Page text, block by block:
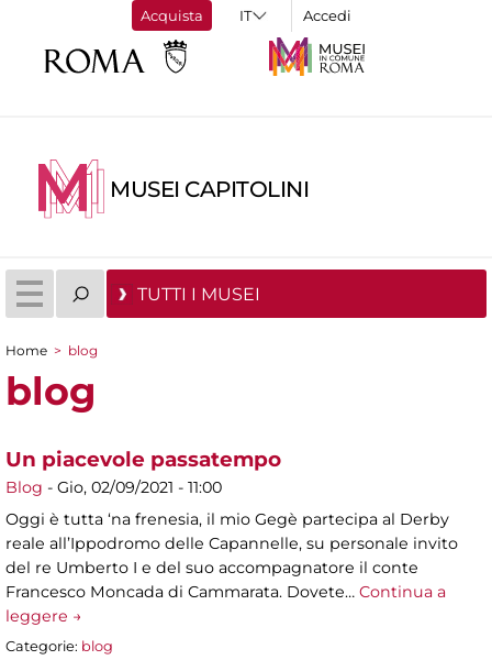
Acquista Accedi
MUSEI CAPITOLINI
TUTTI I MUSEI
Tu sei qui
Home > blog
blog
Un piacevole passatempo
Blog - Gio, 02/09/2021 - 11:00
Oggi è tutta ‘na frenesia, il mio Gegè partecipa al Derby
reale all’Ippodromo delle Capannelle, su personale invito
del re Umberto I e del suo accompagnatore il conte
Francesco Moncada di Cammarata. Dovete… Continua a
leggere →
Categorie: blog